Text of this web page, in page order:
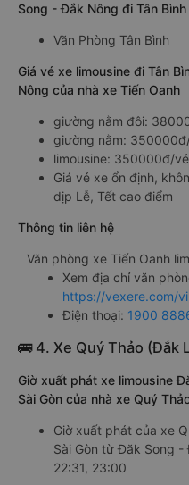
Song - Đắk Nông đi Tân
Văn Phòng Tân Bình
Giá vé xe limousine đi Tân
Nông của nhà xe Tiến Oanh
giường nằm đôi:
giường nằm:
limousine: 350000đ/vé
Giá vé xe ổn định,
dịp Lễ, Tết cao điểm
Thông tin liên hệ
Văn phòng xe Tiến Oanh
Xem địa chỉ văn
https://vexere.com/
Điện thoại: 1900
🚌 4. Xe Quý Thảo (Đắk
Giờ xuất phát xe limousine
Sài Gòn của nhà xe Quý
Giờ xuất phát của xe
Sài Gòn từ Đăk Song -
22:31, 23:00